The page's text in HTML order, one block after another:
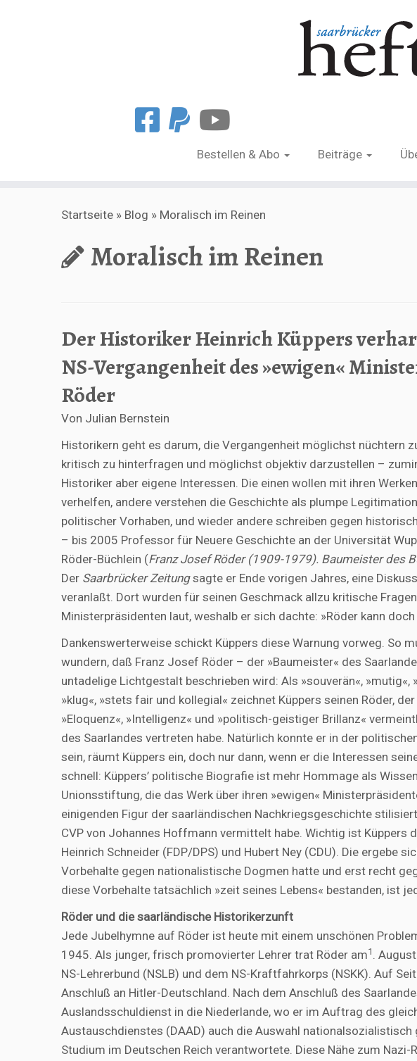
Bestellen & Abo Beiträge
Startseite » Blog » Moralisch im Reinen
Moralisch im Reinen
Der Historiker Heinrich Küppers
NS-Vergangenheit des »ewigen«
Röder
Von Julian Bernstein
Historikern geht es darum, die Vergangenheit möglichst nüchtern
kritisch zu hinterfragen und möglichst objektiv darzustellen –
Historiker aber eigene Interessen. Die einen wollen mit ihren
verhelfen, andere verstehen die Geschichte als plumpe
politischer Vorhaben, und wieder andere schreiben gegen
– bis 2005 Professor für Neuere Geschichte an der Universität
Röder-Büchlein (Franz Josef Röder (1909-1979). Baumeister des
Der Saarbrücker Zeitungsagte er Ende vorigen Jahres, eine
veranlaßt. Dort wurden für seinen Geschmack allzu kritische
Ministerpräsidenten laut, weshalb er sich dachte: »Röder kann
Dankenswerterweise schickt Küppers diese Warnung vorweg. So
wundern, daß Franz Josef Röder – der »Baumeister« des
untadelige Lichtgestalt beschrieben wird: Als »souverän«, »mutig«,
»klug«, »stets fair und kollegial« zeichnet Küppers seinen Röder,
»Eloquenz«, »Intelligenz« und »politisch-geistiger Brillanz«
des Saarlandes vertreten habe. Natürlich konnte er in der
sein, räumt Küppers ein, doch nur dann, wenn er die Interessen
schnell: Küppers’ politische Biografie ist mehr Hommage als
Unionsstiftung, die das Werk über ihren »ewigen«
einigenden Figur der saarländischen Nachkriegsgeschichte
CVP von Johannes Hoffmann vermittelt habe. Wichtig ist Küppers
Heinrich Schneider (FDP/DPS) und Hubert Ney (CDU). Die ergebe
Vorbehalte gegen nationalistische Dogmen hatte und erst recht
diese Vorbehalte tatsächlich »zeit seines Lebens« bestanden, ist
Röder und die saarländische Historikerzunft
Jede Jubelhymne auf Röder ist heute mit einem unschönen
1945. Als junger, frisch promovierter Lehrer trat Röder am1 .
NS-Lehrerbund (NSLB) und dem NS-Kraftfahrkorps (NSKK). Auf
Anschluß an Hitler-Deutschland. Nach dem Anschluß des
Auslandsschuldienst in die Niederlande, wo er im Auftrag des
Austauschdienstes (DAAD) auch die Auswahl
Studium im Deutschen Reich verantwortete. Diese Nähe zum